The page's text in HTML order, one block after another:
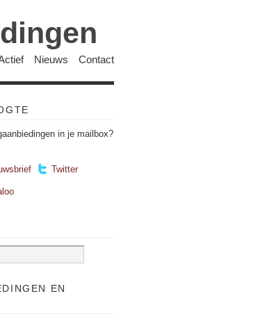
Nieuws Contact
in je mailbox?
Twitter
EN